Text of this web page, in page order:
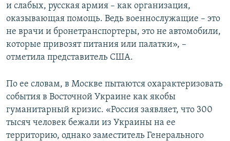
Все сайты RFE/RL
и слабых, русская армия – как организация,
оказывающая помощь. Ведь военнослужащие – это
не врачи и бронетранспортеры, это не автомобили,
которые привозят питания или палатки», –
отметила представитель США.
По ее словам, в Москве пытаются охарактеризовать
события в Восточной Украине как якобы
гуманитарный кризис. «Россия заявляет, что 300
тысяч человек бежали из Украины на ее
территорию, однако заместитель Генерального